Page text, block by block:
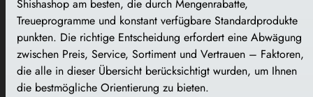
Shishashop am besten, die durch Mengenrabatte,
Treueprogramme und konstant verfügbare Standardprodukte
punkten. Die richtige Entscheidung erfordert eine Abwägung
zwischen Preis, Service, Sortiment und Vertrauen – Faktoren,
die alle in dieser Übersicht berücksichtigt wurden, um Ihnen
die bestmögliche Orientierung zu bieten.